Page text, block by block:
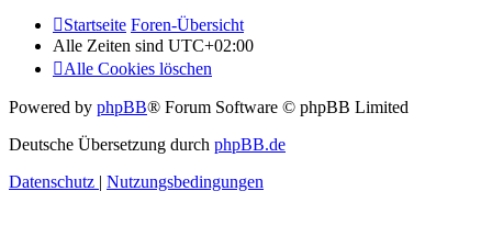
Startseite Foren-Übersicht
Alle Zeiten sind UTC+02:00
Alle Cookies löschen
Powered by phpBB® Forum Software © phpBB Limited
Deutsche Übersetzung durch phpBB.de
Datenschutz | Nutzungsbedingungen